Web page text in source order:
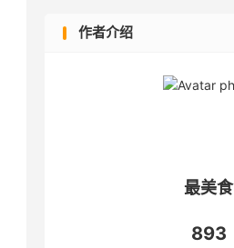
作者介绍
最美食
893